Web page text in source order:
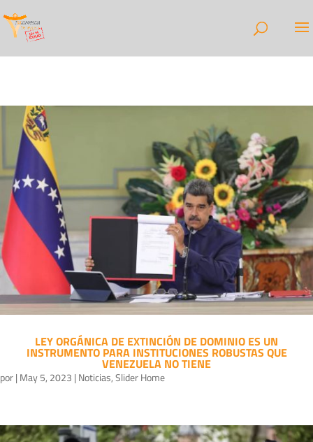
LEY ORGÁNICA DE EXTINCIÓN DE DOMINIO ES UN
INSTRUMENTO PARA INSTITUCIONES ROBUSTAS QUE
VENEZUELA NO TIENE
por| May 5, 2023 | Noticias,Slider Home